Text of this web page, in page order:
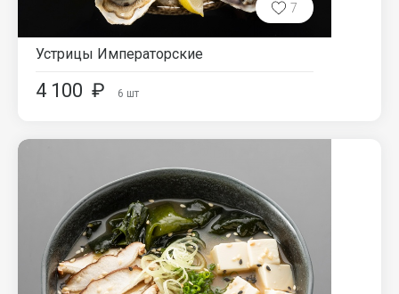
7
Устрицы Императорские
4 100 ₽ 6 шт